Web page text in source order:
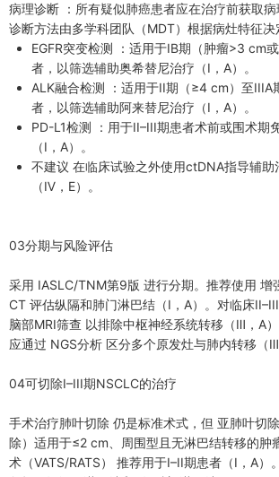
病理诊断 ：所有疑似肺癌患者应在治疗前获取
诊断方法由多学科团队（MDT）根据病灶特征决
EGFR突变检测 ：适用于IB期（肿瘤>3 cm
者，以筛选辅助奥希替尼治疗（Ⅰ，A）。
ALK融合检测 ：适用于II期（≥4 cm）至IIIA
者，以筛选辅助阿来替尼治疗（Ⅰ，A）。
PD-L1检测 ：用于II–III期患者术前或围术期
（Ⅰ，A）。
不建议 在临床试验之外使用ctDNA指导辅助
（Ⅳ，E）。
03分期与风险评估
采用 IASLC/TNM第9版 进行分期。推荐使用 增
CT 评估纵隔和肺门淋巴结（Ⅰ，A）。对临床
脑部MRI筛查 以排除中枢神经系统转移（Ⅲ，A
应通过 NGS分析 区分多个原发灶与肺内转移（Ⅲ
04可切除I–III期NSCLC的治疗
手术治疗肺叶切除 仍是标准术式，但 亚肺叶切
除）适用于≤2 cm、周围型且无淋巴结转移的肿
术（VATS/RATS） 推荐用于I–II期患者（Ⅰ，A）